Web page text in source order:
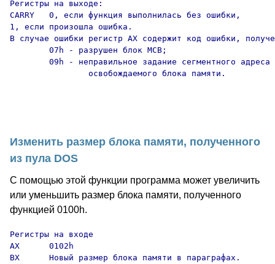
Регистры на выходе:
CARRY   0, если функция выполнилась без ошибки,
1, если произошла ошибка.
В случае ошибки регистр AX содержит код ошибки,
        07h - разрушен блок MCB;
        09h - неправильное задание сегментного адреса
Изменить размер блока памяти, полученного
из пула DOS
С помощью этой функции программа может увеличить
или уменьшить размер блока памяти, полученного
функцией 0100h.
Регистры на входе
AX      0102h
BX      Новый размер блока памяти в параграфах.